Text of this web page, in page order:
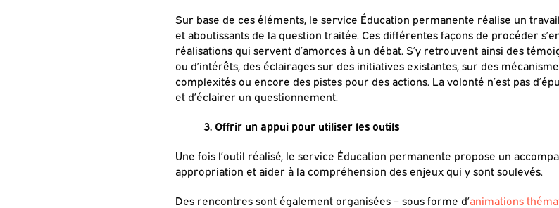
Sur base de ces éléments, le service Éducation permanente réalise un
et aboutissants de la question traitée. Ces différentes façons de procéder
réalisations qui servent d’amorces à un débat. S’y retrouvent ainsi des
ou d’intérêts, des éclairages sur des initiatives existantes, sur des
complexités ou encore des pistes pour des actions. La volonté n’est pas
et d’éclairer un questionnement.
3. Offrir un appui pour utiliser les outils
Une fois l’outil réalisé, le service Éducation permanente propose un
appropriation et aider à la compréhension des enjeux qui y sont soulevés.
Des rencontres sont également organisées – sous forme d’animations